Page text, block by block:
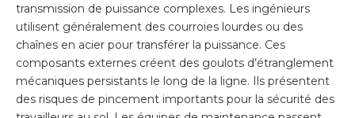
transmission de puissance complexes. Les ingénieurs
utilisent généralement des courroies lourdes ou des
chaînes en acier pour transférer la puissance. Ces
composants externes créent des goulots d’étranglement
mécaniques persistants le long de la ligne. Ils présentent
des risques de pincement importants pour la sécurité des